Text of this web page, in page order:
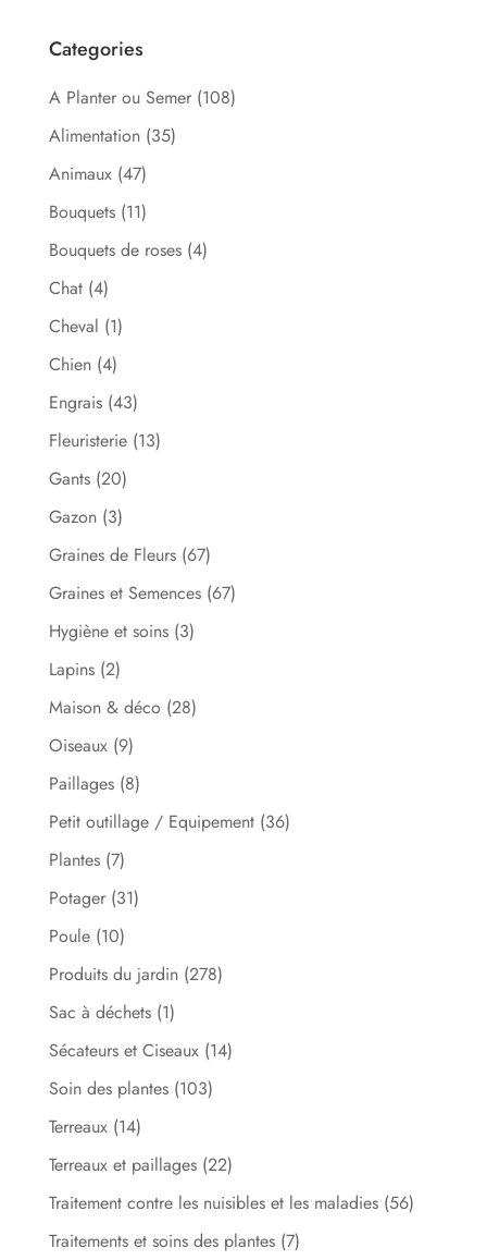
Categories
A Planter ou Semer (108)
Alimentation (35)
Animaux (47)
Bouquets (11)
Bouquets de roses (4)
Chat (4)
Cheval (1)
Chien (4)
Engrais (43)
Fleuristerie (13)
Gants (20)
Gazon (3)
Graines de Fleurs (67)
Graines et Semences (67)
Hygiène et soins (3)
Lapins (2)
Maison & déco (28)
Oiseaux (9)
Paillages (8)
Petit outillage / Equipement (36)
Plantes (7)
Potager (31)
Poule (10)
Produits du jardin (278)
Sac à déchets (1)
Sécateurs et Ciseaux (14)
Soin des plantes (103)
Terreaux (14)
Terreaux et paillages (22)
Traitement contre les nuisibles et les maladies (56)
Traitements et soins des plantes (7)